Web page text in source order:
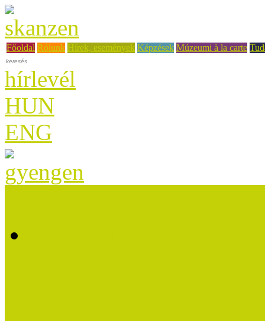
Főoldal Rólunk Hírek, események Képzések Múzeumi à la carte
hírlevél
HUN
ENG